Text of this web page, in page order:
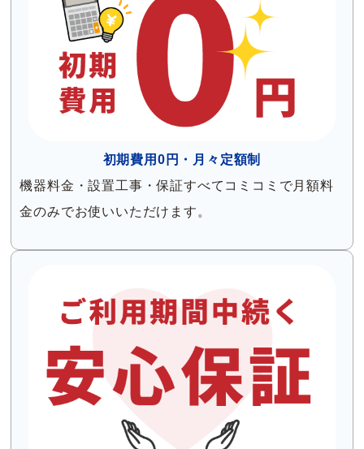
初期費用0円・月々定額制
機器料金・設置工事・保証すべてコミコミで月額料
金のみでお使いいただけます。